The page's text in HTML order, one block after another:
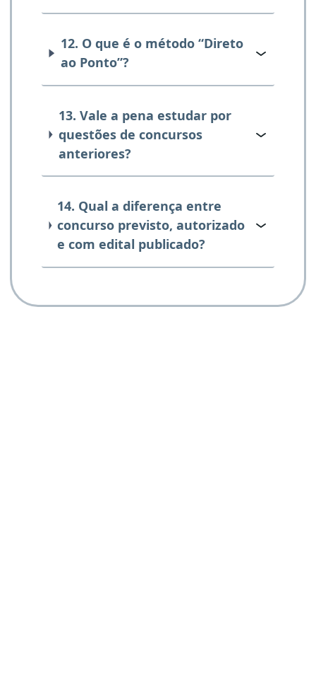
12. O que é o método “Direto
ao Ponto”?
13. Vale a pena estudar por
questões de concursos
anteriores?
14. Qual a diferença entre
concurso previsto, autorizado
e com edital publicado?